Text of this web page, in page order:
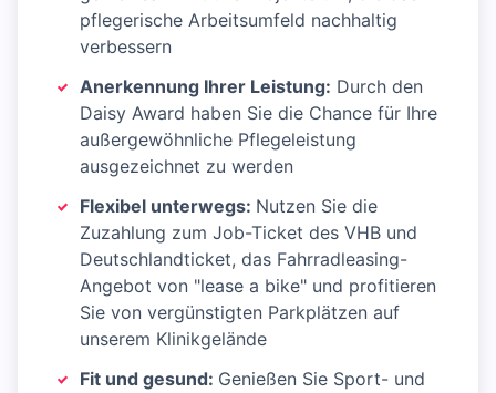
pflegerische Arbeitsumfeld nachhaltig
verbessern
Anerkennung Ihrer Leistung: Durch den
Daisy Award haben Sie die Chance für Ihre
außergewöhnliche Pflegeleistung
ausgezeichnet zu werden
Flexibel unterwegs: Nutzen Sie die
Zuzahlung zum Job-Ticket des VHB und
Deutschlandticket, das Fahrradleasing-
Angebot von "lease a bike" und profitieren
Sie von vergünstigten Parkplätzen auf
unserem Klinikgelände
Fit und gesund: Genießen Sie Sport- und